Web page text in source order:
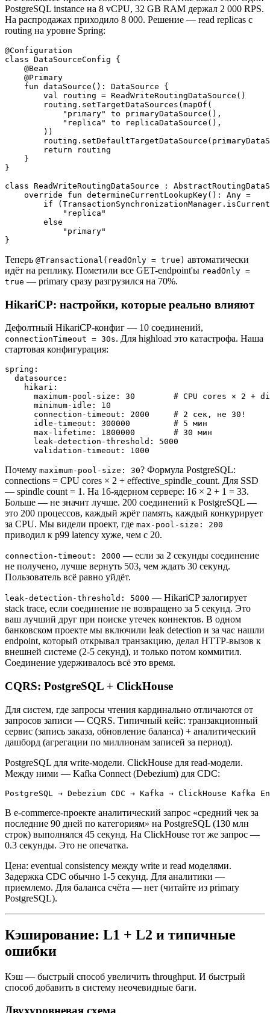
PostgreSQL instance на 8 vCPU, 32 GB RAM держал 2 000 RPS.
На распродажах приходило 8 000. Решение — read replicas с
routing на уровне Spring:
@Configuration
class DataSourceConfig {
    @Bean
    @Primary
    fun dataSource(): DataSource {
        val routing = ReadWriteRoutingDataSource()
        routing.setTargetDataSources(mapOf(
            "primary" to primaryDataSource(),
            "replica" to replicaDataSource(),
        ))
        return routing
    }
}
class ReadWriteRoutingDataSource :
    override fun determineCurrentLookupKey(): Any =
if
            "replica"
        else
            "primary"
Теперь @Transactional(readOnly = true) автоматически
идёт на реплику. Пометили все GET-endpoint'ы readOnly =
true — primary сразу разгрузился на 70%.
HikariCP: настройки, которые реально влияют
Дефолтный HikariCP-конфиг — 10 соединений,
connectionTimeout = 30s. Для highload это катастрофа. Наша
стартовая конфигурация:
spring:
  datasource:
    hikari:
maximum-pool-size: 30        # CPU cores × 2 +
      minimum-idle: 10
      connection-timeout: 2000     # 2 сек, не 30!
      idle-timeout: 300000         # 5 мин
      max-lifetime: 1800000        # 30 мин
      leak-detection-threshold: 5000
Почему maximum-pool-size: 30? Формула PostgreSQL:
connections = CPU cores × 2 + effective_spindle_count. Для SSD
— spindle count = 1. На 16-ядерном сервере: 16 × 2 + 1 = 33.
Больше — не значит лучше. 200 соединений к PostgreSQL —
это 200 процессов, каждый жрёт память, каждый конкурирует
за CPU. Мы видели проект, где max-pool-size: 200
приводил к p99 latency хуже, чем с 20.
connection-timeout: 2000 — если за 2 секунды соединение
не получено, лучше вернуть 503, чем ждать 30 секунд.
Пользователь всё равно уйдёт.
leak-detection-threshold: 5000 — HikariCP залогирует
stack trace, если соединение не возвращено за 5 секунд. Это
ваш лучший друг при поиске утечек коннектов. В одном
банковском проекте мы включили leak detection и за час нашли
endpoint, который открывал транзакцию, делал HTTP-вызов к
внешней системе (2-5 секунд), и только потом коммитил.
Соединение удерживалось всё это время.
CQRS: PostgreSQL + ClickHouse
Для систем, где запросы чтения кардинально отличаются от
запросов записи — CQRS. Типичный кейс: транзакционный
сервис (запись заказа, обновление баланса) + аналитический
дашборд (агрегации по миллионам записей за период).
PostgreSQL для write-модели. ClickHouse для read-модели.
Между ними — Kafka Connect (Debezium) для CDC:
В e-commerce-проекте аналитический запрос «средний чек за
последние 90 дней по категориям» на PostgreSQL (130 млн
строк) выполнялся 45 секунд. На ClickHouse тот же запрос —
0.3 секунды. Это не опечатка.
Цена: eventual consistency между write и read моделями.
Задержка CDC обычно 1-5 секунд. Для аналитики —
приемлемо. Для баланса счёта — нет (читайте из primary
PostgreSQL).
Кэширование: L1 + L2 и типичные
ошибки
Кэш — быстрый способ увеличить throughput. И быстрый
способ добавить в систему неочевидные баги.